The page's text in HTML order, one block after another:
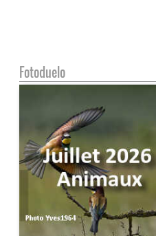
Fotoduelo